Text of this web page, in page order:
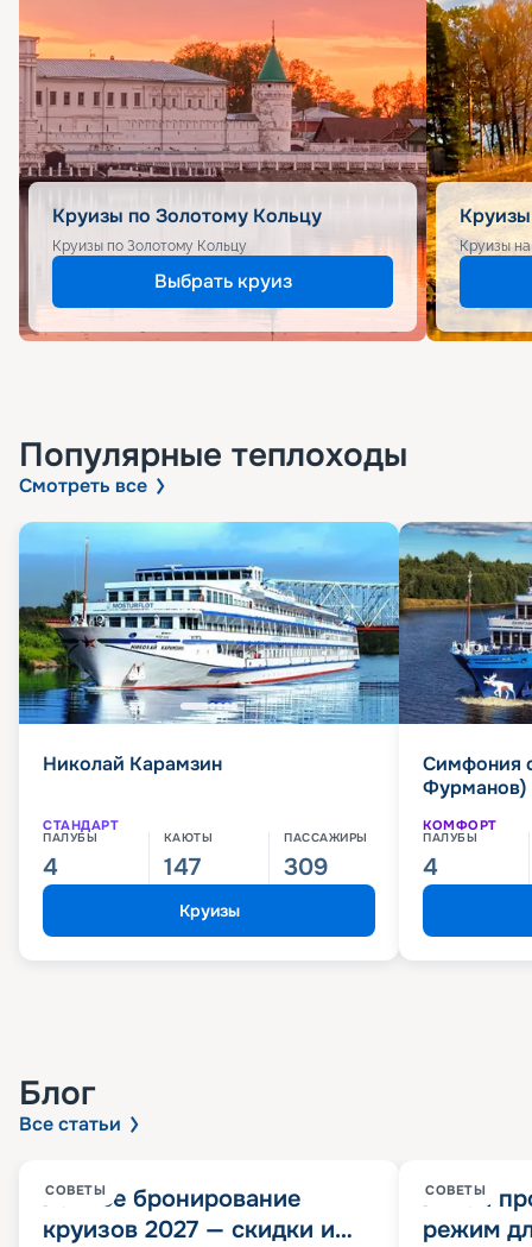
Круизы по Золотому Кольцу
Круизы по Золотому Кольцу
Выбрать круиз
Круизы
Популярные теплоходы
Смотреть все
Николай Карамзин
СТАНДАРТ
ПАЛУБЫ
4
КАЮТЫ
147
ПАССАЖИРЫ
309
Круизы
Симфония
Фурманов)
КОМФОРТ
ПАЛУБЫ
4
Блог
Все статьи
СОВЕТЫ
Раннее бронирование
круизов 2027 — скидки и
СОВЕТЫ
Китай
режим